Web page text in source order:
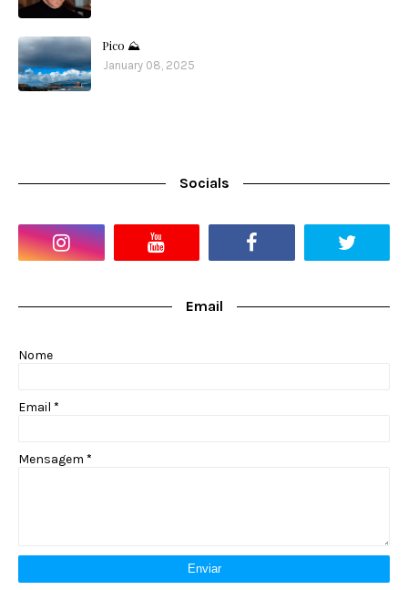
Pico ⛰️
January 08, 2025
Socials
Email
Nome
Email *
Mensagem *